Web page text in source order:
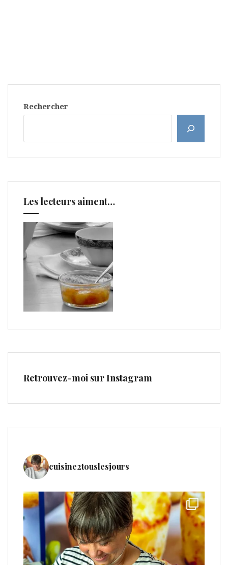
Rechercher
Les lecteurs aiment…
Retrouvez-moi sur Instagram
cuisine2touslesjours